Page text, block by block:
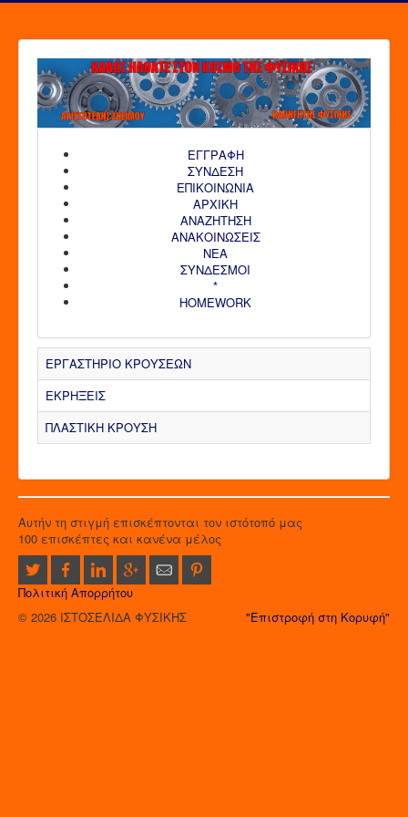
ΕΓΓΡΑΦΗ
ΣΥΝΔΕΣΗ
ΕΠΙΚΟΙΝΩΝΙΑ
ΑΡΧΙΚΗ
AΝΑΖΗΤΗΣΗ
ΑΝΑΚΟΙΝΩΣΕΙΣ
ΝΕΑ
ΣΥΝΔΕΣΜΟΙ
*
HOMEWORK
ΕΡΓΑΣΤΗΡΙΟ ΚΡΟΥΣΕΩΝ
ΕΚΡΗΞΕΙΣ
ΠΛΑΣΤΙΚΗ ΚΡΟΥΣΗ
Αυτήν τη στιγμή επισκέπτονται τον ιστότοπό μας
100 επισκέπτες και κανένα μέλος
Πολιτική Απορρήτου
"Επιστροφή στη Κορυφή"
© 2026 ΙΣΤΟΣΕΛΙΔΑ ΦΥΣΙΚΗΣ